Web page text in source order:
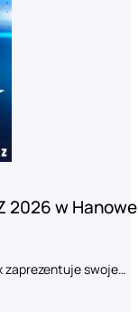
2026 w
zaprezentuje swoje…